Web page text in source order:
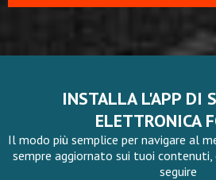
INSTALLA L'APP DI
ELETTRONICA
Il modo più semplice per navigare al
sempre aggiornato sui tuoi
seguire